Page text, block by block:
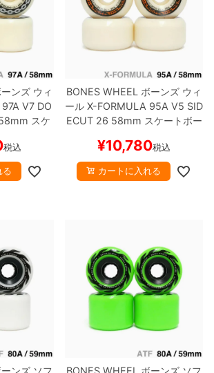
ーンズ ウィ
V7 DO
スケ
税込
る
BONES WHEEL ボーンズ ウィ
ール X-FORMULA 95A V5 SID
ECUT 26 58mm スケートボー
¥10,780税込
カートに入れる
ーンズ ソフ
BONES WHEEL ボーンズ ソフ